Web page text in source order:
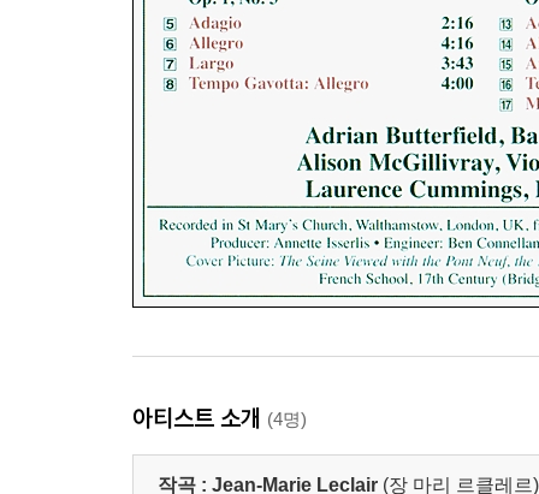
아티스트 소개 (4명)
작곡 : Jean-Marie Leclair (장 마리 르클레르)